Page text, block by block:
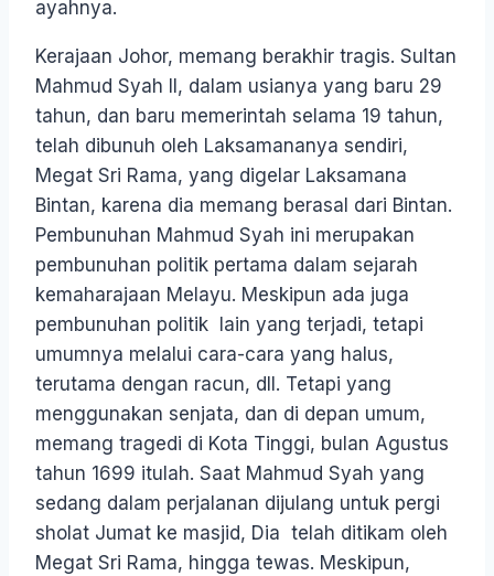
ayahnya.
Kerajaan Johor, memang berakhir tragis. Sultan
Mahmud Syah II, dalam usianya yang baru 29
tahun, dan baru memerintah selama 19 tahun,
telah dibunuh oleh Laksamananya sendiri,
Megat Sri Rama, yang digelar Laksamana
Bintan, karena dia memang berasal dari Bintan.
Pembunuhan Mahmud Syah ini merupakan
pembunuhan politik pertama dalam sejarah
kemaharajaan Melayu. Meskipun ada juga
pembunuhan politik lain yang terjadi, tetapi
umumnya melalui cara-cara yang halus,
terutama dengan racun, dll. Tetapi yang
menggunakan senjata, dan di depan umum,
memang tragedi di Kota Tinggi, bulan Agustus
tahun 1699 itulah. Saat Mahmud Syah yang
sedang dalam perjalanan dijulang untuk pergi
sholat Jumat ke masjid, Dia telah ditikam oleh
Megat Sri Rama, hingga tewas. Meskipun,